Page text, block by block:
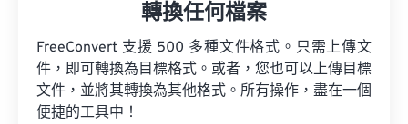
轉換任何檔案
FreeConvert 支援 500 多種文件格式。只需上傳文
件，即可轉換為目標格式。或者，您也可以上傳目標
文件，並將其轉換為其他格式。所有操作，盡在一個
便捷的工具中！